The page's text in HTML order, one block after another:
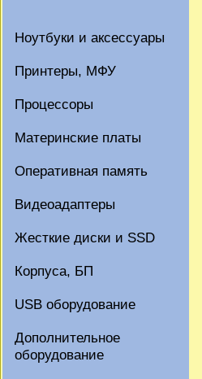
Ноутбуки и аксессуары
Принтеры, МФУ
Процессоры
Материнские платы
Оперативная память
Видеоадаптеры
Жесткие диски и SSD
Корпуса, БП
USB оборудование
Дополнительное
оборудование